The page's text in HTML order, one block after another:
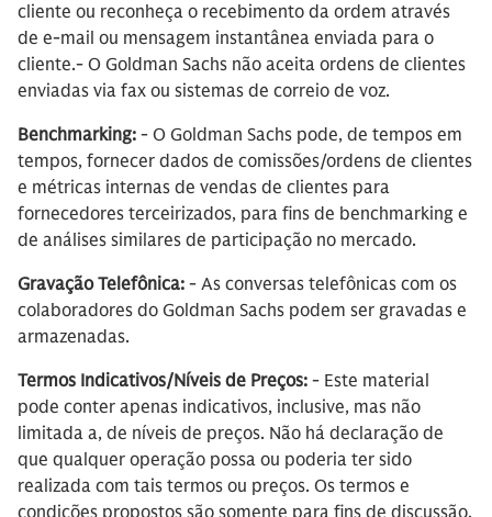
cliente ou reconheça o recebimento da ordem através
de e-mail ou mensagem instantânea enviada para o
cliente.- O Goldman Sachs não aceita ordens de clientes
enviadas via fax ou sistemas de correio de voz.
Benchmarking: - O Goldman Sachs pode, de tempos em
tempos, fornecer dados de comissões/ordens de clientes
e métricas internas de vendas de clientes para
fornecedores terceirizados, para fins de benchmarking e
de análises similares de participação no mercado.
Gravação Telefônica: - As conversas telefônicas com os
colaboradores do Goldman Sachs podem ser gravadas e
armazenadas.
Termos Indicativos/Níveis de Preços: - Este material
pode conter apenas indicativos, inclusive, mas não
limitada a, de níveis de preços. Não há declaração de
que qualquer operação possa ou poderia ter sido
realizada com tais termos ou preços. Os termos e
condições propostos são somente para fins de discussão.